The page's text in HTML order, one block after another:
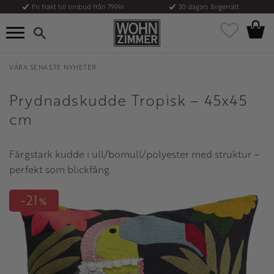
Meny
Fri frakt till ombud från 799kr 30 dagars ångerrätt
Favoriter
VÅRA SENASTE NYHETER
Prydnadskudde Tropisk – 45x45
cm
Färgstark kudde i ull/bomull/polyester med struktur –
perfekt som blickfång.
21 %